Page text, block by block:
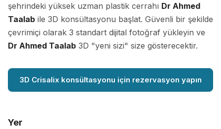
şehrindeki yüksek uzman plastik cerrahı Dr Ahmed
Taalab ile 3D konsültasyonu başlat. Güvenli bir şekilde
çevrimiçi olarak 3 standart dijital fotoğraf yükleyin ve
Dr Ahmed Taalab 3D "yeni sizi" size gösterecektir.
3D Crisalix konsültasyonu için rezervasyon yapın
Yer